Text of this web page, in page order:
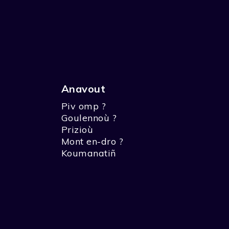
Anavout
Piv omp ?
Goulennoù ?
Prizioù
Mont en-dro ?
Koumanatiñ